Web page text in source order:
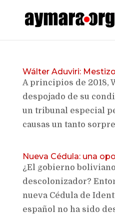
Wálter Aduviri:
A principios de 2018,
despojado de su
un tribunal especial
causas un tanto
Nueva Cédula: una
¿El gobierno
descolonizador?
nueva Cédula de
español no ha sido